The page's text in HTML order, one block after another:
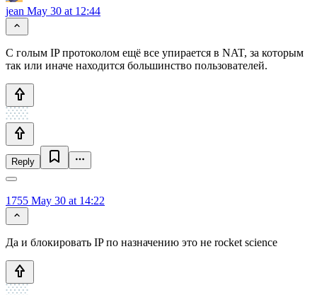
jean May 30 at 12:44
С голым IP протоколом ещё все упирается в NAT, за которым
так или иначе находится большинство пользователей.
Reply
1755 May 30 at 14:22
Да и блокировать IP по назначению это не rocket science